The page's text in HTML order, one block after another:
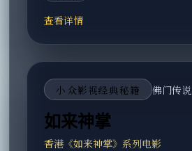
查看详情
小众影视经典秘籍 佛门传说
如来神掌
香港《如来神掌》系列电影